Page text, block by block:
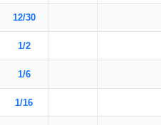
12/30
1/2
1/6
1/16